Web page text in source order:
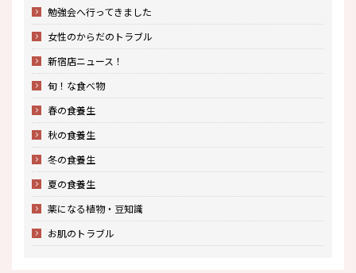
勉強会へ行ってきました
女性のからだのトラブル
新宿店ニュース！
旬！な食べ物
春の食養生
秋の食養生
冬の食養生
夏の食養生
薬になる植物・豆知識
お肌のトラブル